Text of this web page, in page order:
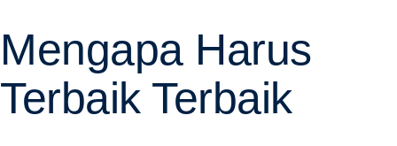
Mengapa Harus
Terbaik Terbaik